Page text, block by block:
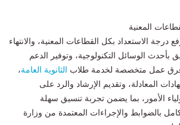
المعنية
درجة الاستعداد بكل القطاعات المعنية، والانتهاء
بأحدث الوسائل التكنولوجية، وتوفير الدعم
فرق عمل متخصصة لخدمة طلاب
الثانوية العامة،
المعادلة، وتقديم الإرشاد والرد على
الأمور، بما يضمن تجربة تنسيق سهلة
بالضوابط والإجراءات المعتمدة من وزارة